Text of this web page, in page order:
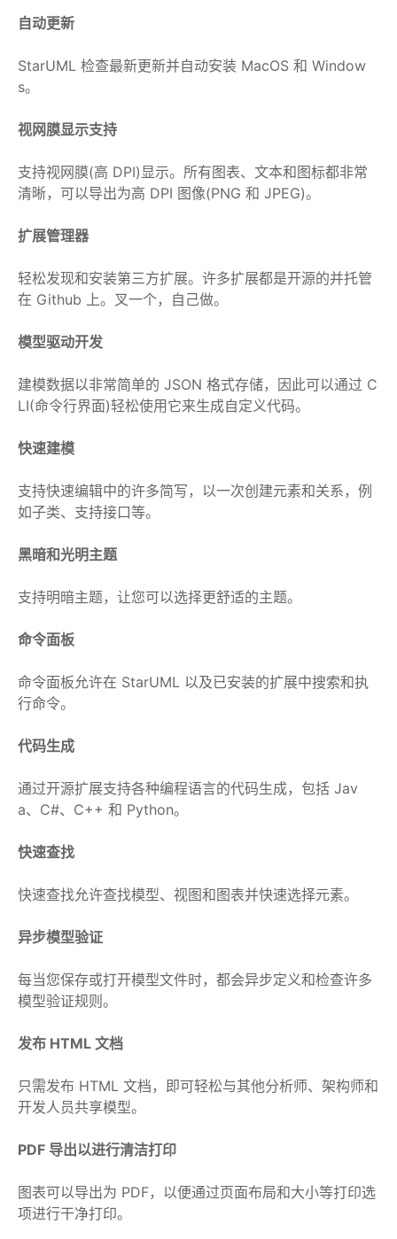
自动更新
StarUML 检查最新更新并自动安装 MacOS 和 Window
s。
视网膜显示支持
支持视网膜(高 DPI)显示。所有图表、文本和图标都非常
清晰，可以导出为高 DPI 图像(PNG 和 JPEG)。
扩展管理器
轻松发现和安装第三方扩展。许多扩展都是开源的并托管
在 Github 上。叉一个，自己做。
模型驱动开发
建模数据以非常简单的 JSON 格式存储，因此可以通过 C
LI(命令行界面)轻松使用它来生成自定义代码。
快速建模
支持快速编辑中的许多简写，以一次创建元素和关系，例
如子类、支持接口等。
黑暗和光明主题
支持明暗主题，让您可以选择更舒适的主题。
命令面板
命令面板允许在 StarUML 以及已安装的扩展中搜索和执
行命令。
代码生成
通过开源扩展支持各种编程语言的代码生成，包括 Jav
a、C#、C++ 和 Python。
快速查找
快速查找允许查找模型、视图和图表并快速选择元素。
异步模型验证
每当您保存或打开模型文件时，都会异步定义和检查许多
模型验证规则。
发布 HTML 文档
只需发布 HTML 文档，即可轻松与其他分析师、架构师和
开发人员共享模型。
PDF 导出以进行清洁打印
图表可以导出为 PDF，以便通过页面布局和大小等打印选
项进行干净打印。